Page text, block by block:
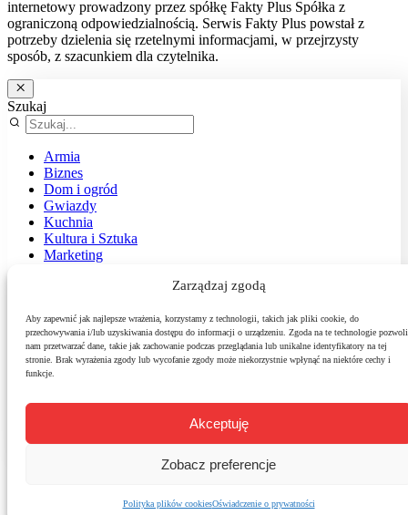
Zarządzaj zgodą
Aby zapewnić jak najlepsze wrażenia, korzystamy z technologii, takich jak pliki cookie, do
przechowywania i/lub uzyskiwania dostępu do informacji o urządzeniu. Zgoda na te technologie pozwoli
nam przetwarzać dane, takie jak zachowanie podczas przeglądania lub unikalne identyfikatory na tej
stronie. Brak wyrażenia zgody lub wycofanie zgody może niekorzystnie wpłynąć na niektóre cechy i
funkcje.
Akceptuję
Zobacz preferencje
Polityka plików cookiesOświadczenie o prywatności
internetowy prowadzony przez spółkę Fakty Plus Spółka z
ograniczoną odpowiedzialnością. Serwis Fakty Plus powstał z
potrzeby dzielenia się rzetelnymi informacjami, w przejrzysty
sposób, z szacunkiem dla czytelnika.
Szukaj
Armia
Biznes
Dom i ogród
Gwiazdy
Kuchnia
Kultura i Sztuka
Marketing
Podróże
Polityka
Sport
Środowisko
Technologie